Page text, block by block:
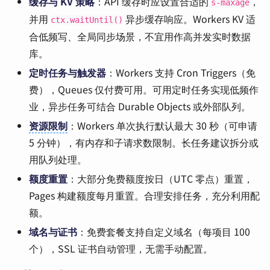
s-maxage
并用 ctx.waitUntil() 异步缓存响应。Workers KV 适
合低频写、全局同步场景，不宜用作高并发实时数据
库。
定时任务与触发器 ：Workers 支持 Cron Triggers（免
费），Queues 仅付费可用。可用定时任务实现低频作
业，异步任务可结合 Durable Objects 或外部队列。
资源限制 ：Workers 单次执行默认最大 30 秒（可申请
5 分钟），有内存和子请求数限制。长任务建议拆分或
用队列处理。
额度重置 ：大部分免费额度按日（UTC 零点）重置，
Pages 构建额度每月重置。合理安排任务，充分利用配
额。
域名与证书 ：免费套餐支持自定义域名（每项目 100
个），SSL 证书自动管理，无需手动配置。